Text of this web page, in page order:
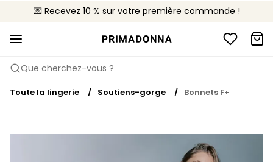
💌 Recevez 10 % sur votre première commande !
🚚 Livraison gratuite à partir de 90€
📦 Retours gratuits
Que cherchez-vous ?
Toute la lingerie Soutiens-gorge Bonnets F+